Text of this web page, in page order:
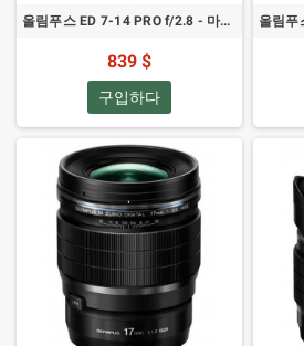
올림푸스 ED 7-14 PRO f/2.8 - 마이크로 포서즈 렌즈
839 $
구입하다